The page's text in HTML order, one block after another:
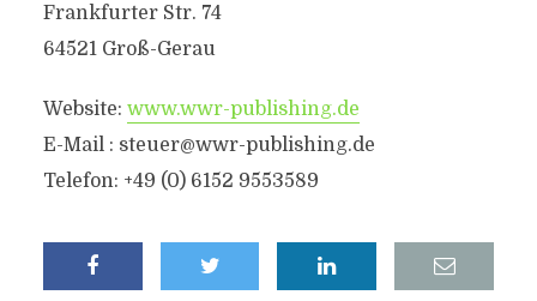
Frankfurter Str. 74
64521 Groß-Gerau
Website: www.wwr-publishing.de
E-Mail : steuer@wwr-publishing.de
Telefon: +49 (0) 6152 9553589